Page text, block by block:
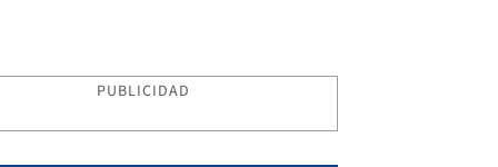
PUBLICIDAD